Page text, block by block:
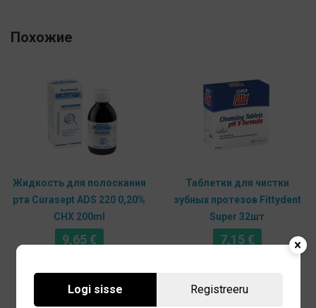
Похожие
Жидкость для полоскания
рта Curasept ADS 220 0,20%
CHX 200ml
9,65€
В корзину
Таблетки для чистки
зубных протезов Fittydent
Super 32шт
7,15€
Logi sisse Registreeru